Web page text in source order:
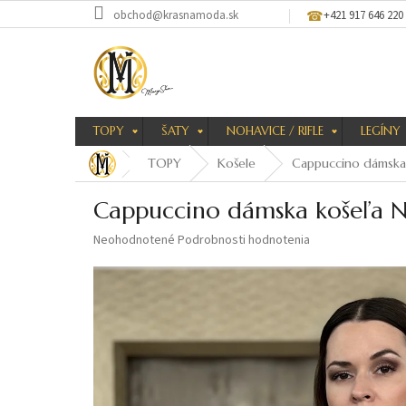
na
obchod@krasnamoda.sk +421 917 646 220
TOPY ŠATY NOHAVICE / RIFLE LEGÍNY
TOPY Košele Cappuccino
Cappuccino dámska košeľa
Priemerné
produktu
hviezdičiek.
Neohodnotené Podrobnosti hodnotenia